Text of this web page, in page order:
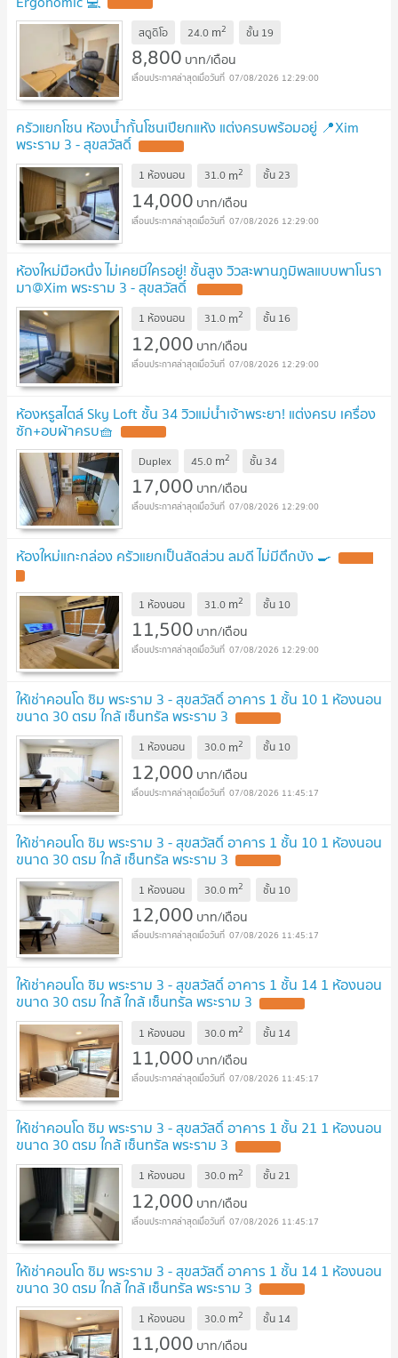
สตูดิโอ 24.0 m2 ชั้น 19
8,800 บาท/เดือน
07/08/2026 12:29:00
ครัวแยกโซน ห้องน้ำกั้นโซนเปียกแห้ง แต่งครบพร้อมอยู่ 📍Xim
พระราม 3 - สุขสวัสดิ์
1 ห้องนอน 31.0 m2 ชั้น23
14,000 บาท/เดือน
07/08/2026 12:29:00
ห้องใหม่มือหนึ่ง ไม่เคยมีใครอยู่! ชั้นสูง วิวสะพานภูมิพลแบบพาโนรา
มา@Xim พระราม 3 - สุขสวัสดิ์
1 ห้องนอน 31.0 m2 ชั้น 16
12,000 บาท/เดือน
07/08/2026 12:29:00
ห้องหรูสไตล์ Sky Loft ชั้น 34 วิวแม่น้ำเจ้าพระยา! แต่งครบ เครื่อง
ซัก+อบผ้าครบ🧺
Duplex 45.0 m2 ชั้น 34
17,000 บาท/เดือน
07/08/2026 12:29:00
ห้องใหม่แกะกล่อง ครัวแยกเป็นสัดส่วน ลมดี ไม่มีตึกบัง 🍳
1 ห้องนอน 31.0 m2 ชั้น 10
11,500 บาท/เดือน
07/08/2026 12:29:00
ให้เช่าคอนโด ซิม พระราม 3 - สุขสวัสดิ์ อาคาร 1 ชั้น 10 1 ห้องนอน
ขนาด 30 ตรม ใกล้ เซ็นทรัล พระราม 3
1 ห้องนอน 30.0 m2 ชั้น 10
12,000 บาท/เดือน
07/08/2026 11:45:17
ให้เช่าคอนโด ซิม พระราม 3 - สุขสวัสดิ์ อาคาร 1 ชั้น 10 1 ห้องนอน
ขนาด 30 ตรม ใกล้ เซ็นทรัล พระราม 3
1 ห้องนอน 30.0 m2 ชั้น 10
12,000 บาท/เดือน
07/08/2026 11:45:17
ให้เช่าคอนโด ซิม พระราม 3 - สุขสวัสดิ์ อาคาร 1 ชั้น 14 1 ห้องนอน
ขนาด 30 ตรม ใกล้ ใกล้ เซ็นทรัล พระราม 3
1 ห้องนอน 30.0 m2 ชั้น 14
11,000 บาท/เดือน
07/08/2026 11:45:17
ให้เช่าคอนโด ซิม พระราม 3 - สุขสวัสดิ์ อาคาร 1 ชั้น 21 1 ห้องนอน
ขนาด 30 ตรม ใกล้ เซ็นทรัล พระราม 3
1 ห้องนอน 30.0 m2 ชั้น21
12,000 บาท/เดือน
07/08/2026 11:45:17
ให้เช่าคอนโด ซิม พระราม 3 - สุขสวัสดิ์ อาคาร 1 ชั้น 14 1 ห้องนอน
ขนาด 30 ตรม ใกล้ ใกล้ เซ็นทรัล พระราม 3
1 ห้องนอน 30.0 m2 ชั้น 14
11,000 บาท/เดือน